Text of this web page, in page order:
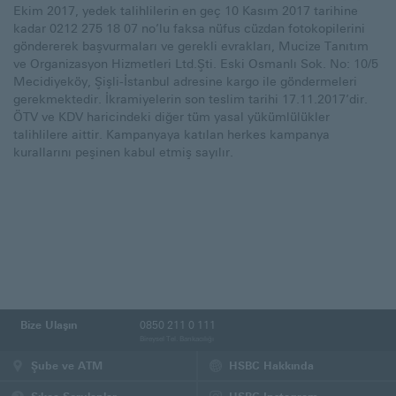
Ekim 2017, yedek talihlilerin en geç 10 Kasım 2017 tarihine
kadar 0212 275 18 07 no’lu faksa nüfus cüzdan fotokopilerini
göndererek başvurmaları ve gerekli evrakları, Mucize Tanıtım
ve Organizasyon Hizmetleri Ltd.Şti. Eski Osmanlı Sok. No: 10/5
Mecidiyeköy, Şişli-İstanbul adresine kargo ile göndermeleri
gerekmektedir. İkramiyelerin son teslim tarihi 17.11.2017’dir.
ÖTV ve KDV haricindeki diğer tüm yasal yükümlülükler
talihlilere aittir. Kampanyaya katılan herkes kampanya
kurallarını peşinen kabul etmiş sayılır.
Bize Ulaşın 0850 211 0 111
Şube ve ATM HSBC Hakkında